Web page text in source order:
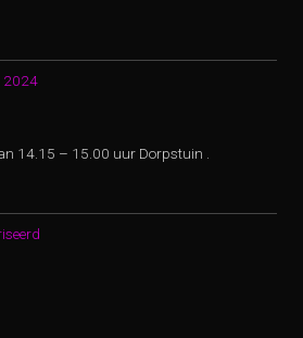
2024
14.15 – 15.00 uur Dorpstuin .